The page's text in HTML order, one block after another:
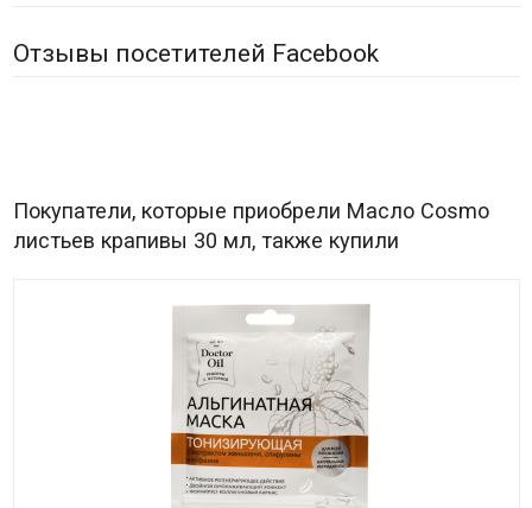
Отзывы посетителей Facebook
Покупатели, которые приобрели Масло Cosmo
листьев крапивы 30 мл, также купили